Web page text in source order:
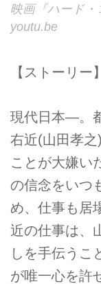
映画『ハード
youtu.be
【ストーリー】
現代日本―。
右近(山田孝
ことが大嫌い
の信念をいつ
め、仕事も居
近の仕事は、
しを手伝うこ
が唯一心を許